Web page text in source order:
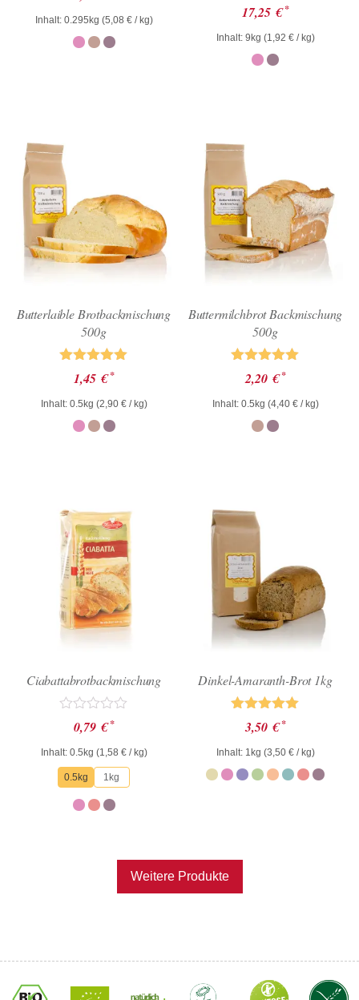
von 5
Inhalt: 0.295kg (5,08 €/ kg)
Bewertet
mit
4.57
von 5
17,25 € *
Inhalt: 9kg (1,92 €/ kg)
Butterlaible Brotbackmischung
500g
Bewertet mit
5.00
von 5
1,45 € *
Inhalt: 0.5kg (2,90 €/ kg)
Buttermilchbrot Backmischung
500g
Bewertet mit
5.00
von 5
2,20 € *
Inhalt: 0.5kg (4,40 €/ kg)
Ciabattabrotbackmischung
Bewertet
mit
0
von
5
0,79 € *
Inhalt: 0.5kg (1,58 €/ kg)
0.5kg 1kg
Dinkel-Amaranth-Brot 1kg
Bewertet mit
5.00
von 5
3,50 € *
Inhalt: 1kg (3,50 €/ kg)
Weitere Produkte